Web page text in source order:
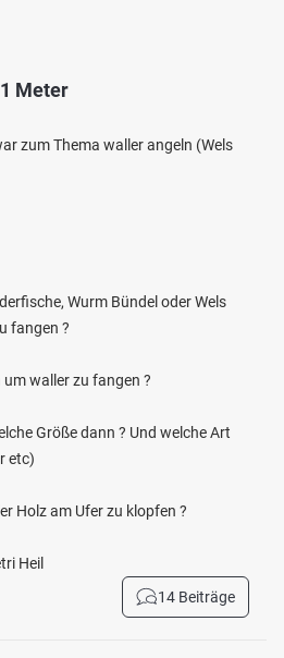
Meter
zum Thema waller angeln (Wels
Wurm Bündel oder Wels
fangen ?
waller zu fangen ?
Größe dann ? Und welche Art
etc)
Holz am Ufer zu klopfen ?
Heil
14 Beiträge